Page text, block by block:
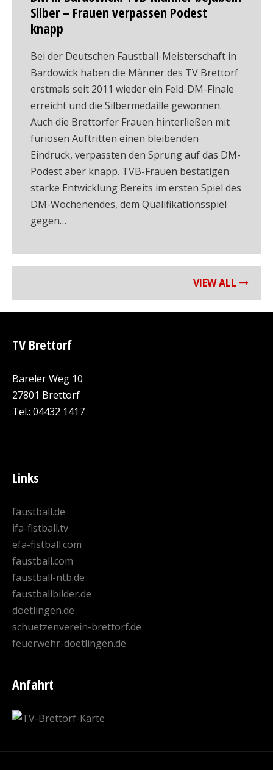
Silber – Frauen verpassen Podest
knapp
Bei der Deutschen Faustball-Meisterschaft in
Bardowick haben die Männer des TV Brettorf
erstmals seit 2011 wieder ein Feld-DM-Finale
erreicht und die Silbermedaille gewonnen.
Auch die Brettorfer Frauen hinterließen mit
furiosen Auftritten einen bleibenden
Eindruck, verpassten den Sprung auf das DM-
Podest aber knapp. TVB-Frauen bestätigen
starke Entwicklung Bereits im ersten Spiel des
DM-Wochenendes, dem Qualifikationsspiel
gegen…
VIEW ALL
TV Brettorf
Bareler Weg 10
27801 Brettorf
Tel.: 04432 1417
Links
faustball.de
ifa-fistball.tv
efa-fistball.com
faustball.com
faustball-ntb.de
faustballbilder.de
doetlingen.de
schuetzenverein-brettorf.de
feuerwehr-doetlingen.de
Anfahrt